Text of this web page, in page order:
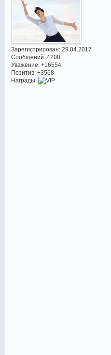
Зарегистрирован: 29.04.2017
Сообщений:4200
Уважение: +16554
Позитив: +3568
Награды: